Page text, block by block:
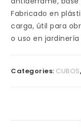
Fabricado en
carga, útil para
o uso en
Categories: CUBOS,